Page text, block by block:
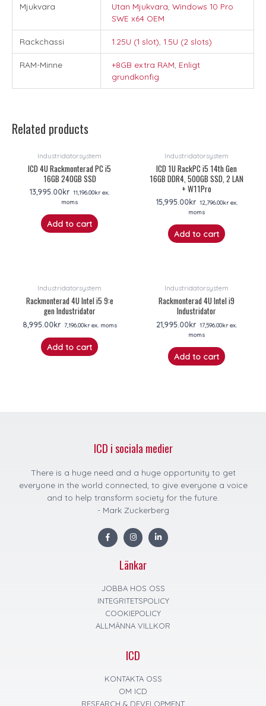
Mjukvara Utan Mjukvara ,Windows 10 Pro
SWE x64 OEM
Rackchassi 1.25U (1 slot) 1.5U (2 slots)
RAM-Minne +8GB extra RAM Enligt
grundkonfig
Related products
Industridatorsystem
ICD 4U Rackmonterad PC i5
16GB 240GB SSD
13,995.00kr 11,196.00krex.
moms
Add to cart
Industridatorsystem
ICD 1U RackPC i5 14th Gen
16GB DDR4, 500GB SSD, 2 LAN
+ W11Pro
15,995.00kr 12,796.00krex.
moms
Add to cart
Industridatorsystem
Rackmonterad 4U Intel i5 9:e
gen Industridator
8,995.00kr 7,196.00krex. moms
Add to cart
Industridatorsystem
Rackmonterad 4U Intel i9
Industridator
21,995.00kr 17,596.00krex.
moms
Add to cart
ICD i sociala medier
There is a huge need and a huge opportunity to get
everyone in the world connected, to give everyone a voice
and to help transform society for the future.
- Mark Zuckerberg
F
a
c
k
I
n
s
a
g
a
m
L
i
n
n
Länkar
JOBBA HOS OSS
INTEGRITETSPOLICY
COOKIEPOLICY
ALLMÄNNA VILLKOR
ICD
KONTAKTA OSS
OM ICD
RESEARCH & DEVELOPMENT